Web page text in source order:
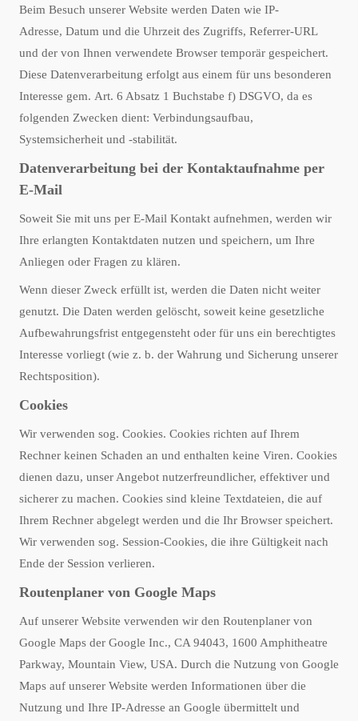
Beim Besuch unserer Website werden Daten wie IP-
Adresse, Datum und die Uhrzeit des Zugriffs, Referrer-URL
und der von Ihnen verwendete Browser temporär gespeichert.
Diese Datenverarbeitung erfolgt aus einem für uns besonderen
Interesse gem. Art. 6 Absatz 1 Buchstabe f) DSGVO, da es
folgenden Zwecken dient: Verbindungsaufbau,
Systemsicherheit und -stabilität.
Datenverarbeitung bei der Kontaktaufnahme per
E-Mail
Soweit Sie mit uns per E-Mail Kontakt aufnehmen, werden wir
Ihre erlangten Kontaktdaten nutzen und speichern, um Ihre
Anliegen oder Fragen zu klären.
Wenn dieser Zweck erfüllt ist, werden die Daten nicht weiter
genutzt. Die Daten werden gelöscht, soweit keine gesetzliche
Aufbewahrungsfrist entgegensteht oder für uns ein berechtigtes
Interesse vorliegt (wie z. b. der Wahrung und Sicherung unserer
Rechtsposition).
Cookies
Wir verwenden sog. Cookies. Cookies richten auf Ihrem
Rechner keinen Schaden an und enthalten keine Viren. Cookies
dienen dazu, unser Angebot nutzerfreundlicher, effektiver und
sicherer zu machen. Cookies sind kleine Textdateien, die auf
Ihrem Rechner abgelegt werden und die Ihr Browser speichert.
Wir verwenden sog. Session-Cookies, die ihre Gültigkeit nach
Ende der Session verlieren.
Routenplaner von Google Maps
Auf unserer Website verwenden wir den Routenplaner von
Google Maps der Google Inc., CA 94043, 1600 Amphitheatre
Parkway, Mountain View, USA. Durch die Nutzung von Google
Maps auf unserer Website werden Informationen über die
Nutzung und Ihre IP-Adresse an Google übermittelt und